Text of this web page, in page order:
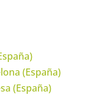
(España)
(España)